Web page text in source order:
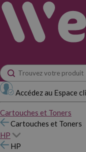
Accédez au Espace
Cartouches et Toners
Cartouches et Toners
HP
HP